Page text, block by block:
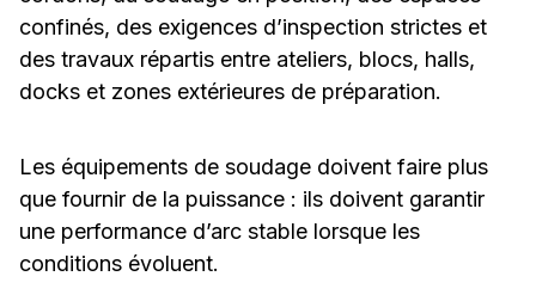
confinés, des exigences d’inspection strictes et
des travaux répartis entre ateliers, blocs, halls,
docks et zones extérieures de préparation.
Les équipements de soudage doivent faire plus
que fournir de la puissance : ils doivent garantir
une performance d’arc stable lorsque les
conditions évoluent.